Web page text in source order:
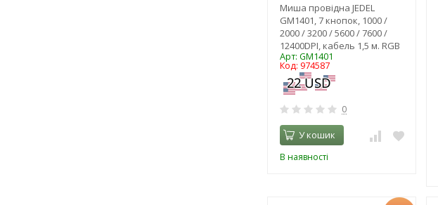
Миша провідна JEDEL
GM1401, 7 кнопок, 1000 /
2000 / 3200 / 5600 / 7600 /
12400DPI, кабель 1,5 м. RGB
Арт: GM1401
Код: 974587
0
У кошик
В наявності